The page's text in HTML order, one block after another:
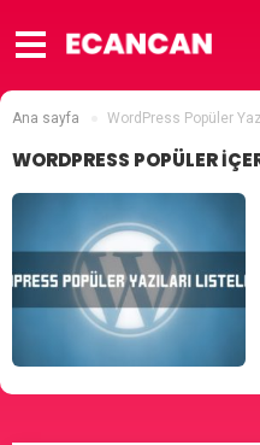
Ana sayfa WordPress Popüler
WORDPRESS POPÜLER